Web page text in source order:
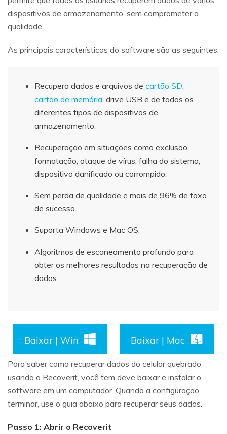
dispositivos de armazenamento, sem comprometer a
qualidade.
As principais características do software são as seguintes:
Recupera dados e arquivos de cartão SD,
cartão de memória, drive USB e de todos os
diferentes tipos de dispositivos de
armazenamento.
Recuperação em situações como exclusão,
formatação, ataque de vírus, falha do sistema,
dispositivo danificado ou corrompido.
Sem perda de qualidade e mais de 96% de taxa
de sucesso.
Suporta Windows e Mac OS.
Algoritmos de escaneamento profundo para
obter os melhores resultados na recuperação de
dados.
Baixar | Win Baixar | Mac
Para saber como recuperar dados do celular quebrado
usando o Recoverit, você tem deve baixar e instalar o
software em um computador. Quando a configuração
terminar, use o guia abaixo para recuperar seus dados.
Passo 1: Abrir o Recoverit